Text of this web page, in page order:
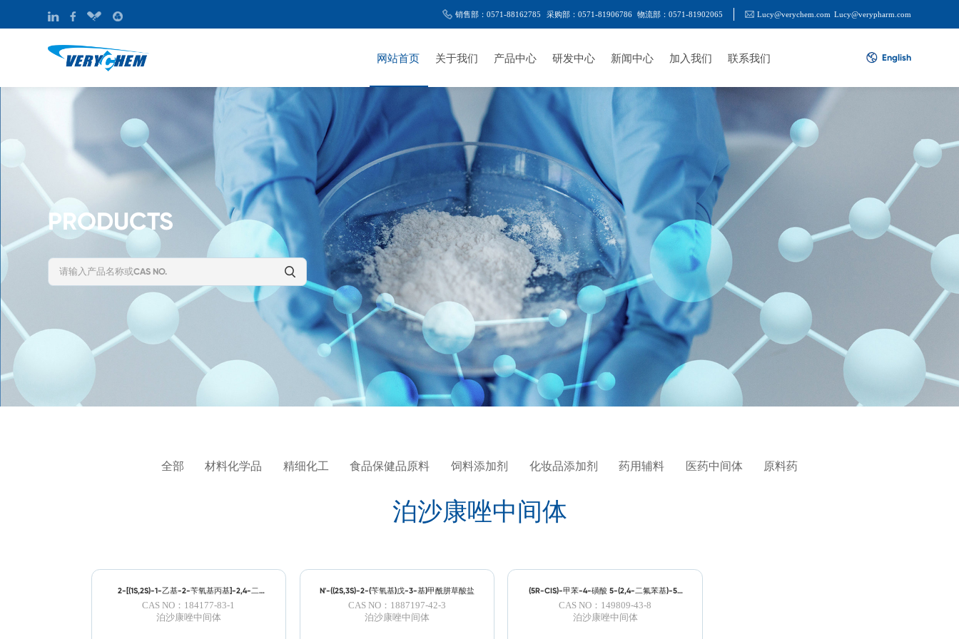
销售部：0571-88162785 采购部：0571-81906786 物流部：0571-81902065 Lucy@verychem.com Lucy@verypharm.com
网站首页 关于我们 产品中心 研发中心 新闻中心 加入我们 联系我们 English
PRODUCTS
全部 材料化学品 精细化工 食品保健品原料 饲料添加剂 化妆品添加剂 药用辅料 医药中间体 原料药
泊沙康唑中间体
2-[(1S,2S)-1-乙基-2-苄氧基丙基]-2,4-二
氢-4-[4-[4-(4-羟基苯基)-1-哌嗪基]苯基]-3H-
1,2,4-三氮唑-3-酮; 泊沙康唑侧链
CAS NO：184177-83-1
泊沙康唑中间体
N'-((2S,3S)-2-(苄氧基)戊-3-基)甲酰肼草酸盐
CAS NO：1887197-42-3
泊沙康唑中间体
(5R-CIS)-甲苯-4-磺酸 5-(2,4-二氟苯基)-5-
(1H-1,2,4-三氮唑-1-基)甲基四氢呋喃-3-基甲
基酯
CAS NO：149809-43-8
泊沙康唑中间体